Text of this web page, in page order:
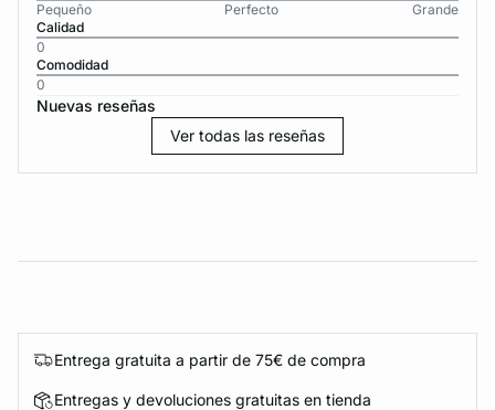
Pequeño
Perfecto
Grande
Calidad
0
Comodidad
0
Nuevas reseñas
Ver todas las reseñas
Entrega gratuita a partir de 75€ de compra
Entregas y devoluciones gratuitas en tienda